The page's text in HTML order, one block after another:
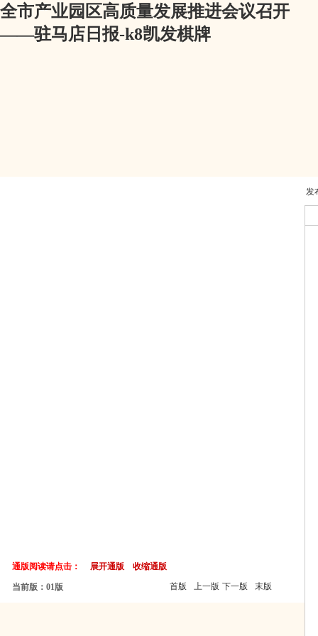
全市产业园区高质量发展推进会议召开
——驻马店日报-k8凯发棋牌
通版阅读请点击： 展开通版 收缩通版
当前版：01版 首版 上一版 下一版 末版
发